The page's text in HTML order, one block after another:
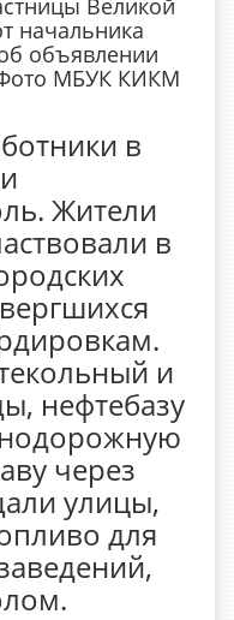
начальника
объявлении
Фото МБУК КИКМ
в
Жители
в
и
нефтебазу
через
улицы,
для